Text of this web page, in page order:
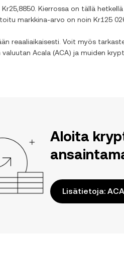
Kr25,8850 . Kierrossa on tällä hetkellä
markkina-arvo on noin Kr125
reaaliaikaisesti. Voit myös
valuutan Acala (ACA) ja muiden
Aloita
Lisätietoja: ACA